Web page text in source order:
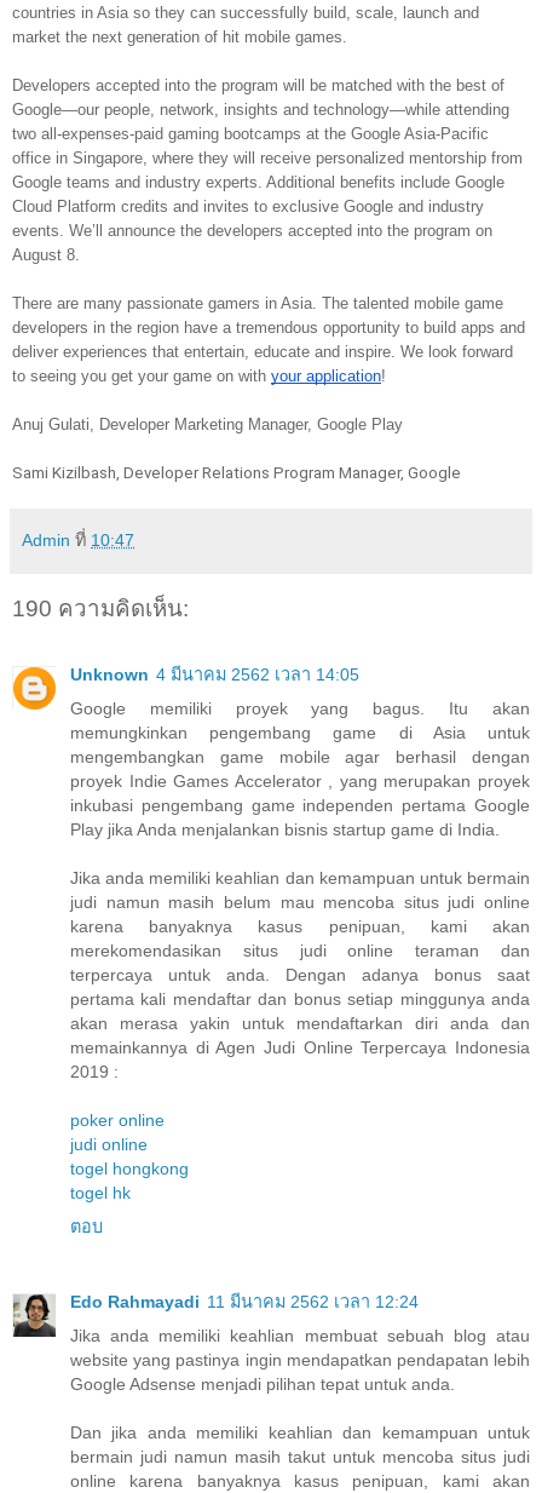
countries in Asia so they can successfully build, scale, launch and
market the next generation of hit mobile games.
Developers accepted into the program will be matched with the best of
Google—our people, network, insights and technology—while attending
two all-expenses-paid gaming bootcamps at the Google Asia-Pacific
office in Singapore, where they will receive personalized mentorship from
Google teams and industry experts. Additional benefits include Google
Cloud Platform credits and invites to exclusive Google and industry
events. We’ll announce the developers accepted into the program on
August 8.
There are many passionate gamers in Asia. The talented mobile game
developers in the region have a tremendous opportunity to build apps and
deliver experiences that entertain, educate and inspire. We look forward
to seeing you get your game on with your application!
Anuj Gulati, Developer Marketing Manager, Google Play
Sami Kizilbash, Developer Relations Program Manager, Google
Admin ที่ 10:47
190 ความคิดเห็น:
Unknown 4 มีนาคม 2562 เวลา 14:05
Google memiliki proyek yang bagus. Itu akan
memungkinkan pengembang game di Asia untuk
mengembangkan game mobile agar berhasil dengan
proyek Indie Games Accelerator , yang merupakan proyek
inkubasi pengembang game independen pertama Google
Play jika Anda menjalankan bisnis startup game di India.
Jika anda memiliki keahlian dan kemampuan untuk bermain
judi namun masih belum mau mencoba situs judi online
karena banyaknya kasus penipuan, kami akan
merekomendasikan situs judi online teraman dan
terpercaya untuk anda. Dengan adanya bonus saat
pertama kali mendaftar dan bonus setiap minggunya anda
akan merasa yakin untuk mendaftarkan diri anda dan
memainkannya di Agen Judi Online Terpercaya Indonesia
2019 :
poker online
judi online
togel hongkong
togel hk
ตอบ
Edo Rahmayadi 11 มีนาคม 2562 เวลา 12:24
Jika anda memiliki keahlian membuat sebuah blog atau
website yang pastinya ingin mendapatkan pendapatan lebih
Google Adsense menjadi pilihan tepat untuk anda.
Dan jika anda memiliki keahlian dan kemampuan untuk
bermain judi namun masih takut untuk mencoba situs judi
online karena banyaknya kasus penipuan, kami akan